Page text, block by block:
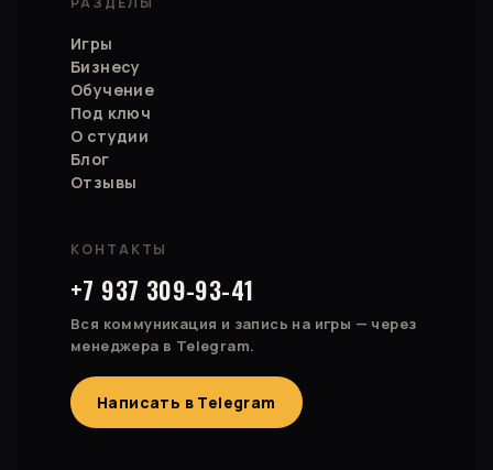
Игры
Бизнесу
Обучение
Под ключ
О студии
Блог
Отзывы
КОНТАКТЫ
+7 937 309-93-41
Вся коммуникация и запись на игры — через
менеджера в Telegram.
Написать в Telegram